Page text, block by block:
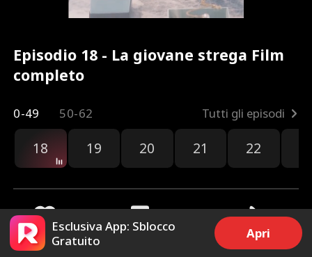
Episodio 18 - La giovane strega Film
completo
0-49 50-62 Tutti gli episodi
18 19 20 21 22
78 Condividi
Esclusiva App: Sblocco
Gratuito
Apri